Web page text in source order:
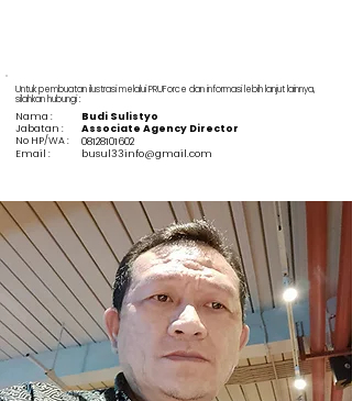
Untuk pembuatan ilustrasi melalui PRUForce dan informasi lebih lanjut lainnya,
silahkan hubungi :
Nama :
Budi Sulistyo
Jabatan :
Associate Agency Director
No HP/WA :
08128101602
Email :
busul33info@gmail.com